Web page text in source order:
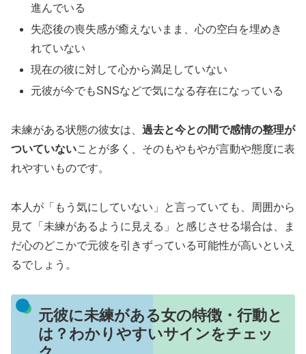
進んでいる
失恋後の喪失感が癒えないまま、心の空白を埋めき
れていない
現在の彼に対して心から満足していない
元彼が今でもSNSなどで気になる存在になっている
未練がある状態の彼女は、 過去と今との間で感情の整理が
ついていないことが多く、そのもやもやが言動や態度に表
れやすいものです。
本人が「もう気にしていない」と言っていても、周囲から
見て「未練があるように見える」と感じさせる場合は、ま
だ心のどこかで元彼を引きずっている可能性が高いといえ
るでしょう。
元彼に未練がある女の特徴・行動と
は？わかりやすいサインをチェッ